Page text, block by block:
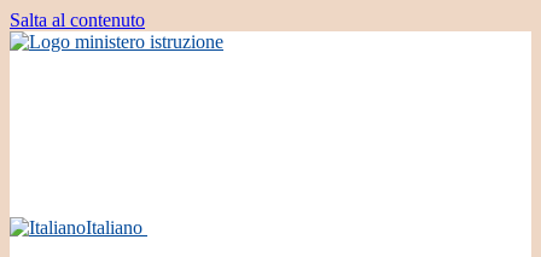
Salta al contenuto
Italiano